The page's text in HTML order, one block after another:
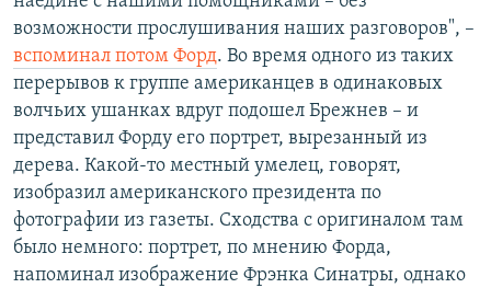
возможности прослушивания наших разговоров", –
вспоминал потом Форд. Во время одного из таких
перерывов к группе американцев в одинаковых
волчьих ушанках вдруг подошел Брежнев – и
представил Форду его портрет, вырезанный из
дерева. Какой-то местный умелец, говорят,
изобразил американского президента по
фотографии из газеты. Сходства с оригиналом там
было немного: портрет, по мнению Форда,
напоминал изображение Фрэнка Синатры, однако